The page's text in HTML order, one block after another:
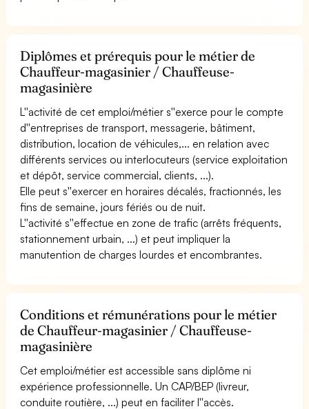
Diplômes et prérequis pour le métier de
Chauffeur-magasinier / Chauffeuse-
magasinière
L''activité de cet emploi/métier s''exerce pour le compte
d''entreprises de transport, messagerie, bâtiment,
distribution, location de véhicules,... en relation avec
différents services ou interlocuteurs (service exploitation
et dépôt, service commercial, clients, ...).
Elle peut s''exercer en horaires décalés, fractionnés, les
fins de semaine, jours fériés ou de nuit.
L''activité s''effectue en zone de trafic (arrêts fréquents,
stationnement urbain, ...) et peut impliquer la
manutention de charges lourdes et encombrantes.
Conditions et rémunérations pour le métier
de Chauffeur-magasinier / Chauffeuse-
magasinière
Cet emploi/métier est accessible sans diplôme ni
expérience professionnelle. Un CAP/BEP (livreur,
conduite routière, ...) peut en faciliter l''accès.